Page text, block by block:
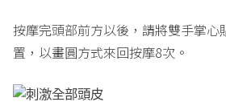
按摩完頭部前方以後，請將雙手掌心
置，以畫圓方式來回按摩8次。